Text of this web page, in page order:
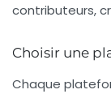
contributeurs,
Choisir une
Chaque